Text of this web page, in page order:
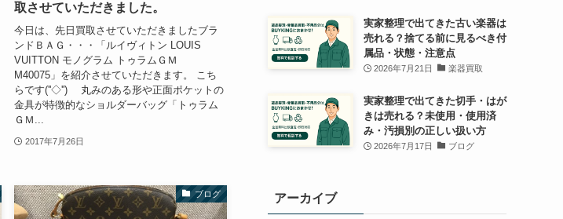
取させていただきました。
今日は、先日買取させていただきましたブラ
ンドＢＡＧ・・・「ルイヴィトン LOUIS
VUITTON モノグラム トゥラムＧＭ
M40075」を紹介させていただきます。 こち
らです(''◇'')ゞ 丸みのある形や正面ポケットの
金具が特徴的なショルダーバッグ「トゥラム
ＧＭ...
2017年7月26日
ブログ
実家整理で出てきた古い楽器は
売れる？捨てる前に見るべき付
属品・状態・注意点
2026年7月21日 楽器買取
実家整理で出てきた切手・はが
きは売れる？未使用・使用済
み・汚損別の正しい扱い方
2026年7月17日 ブログ
アーカイブ